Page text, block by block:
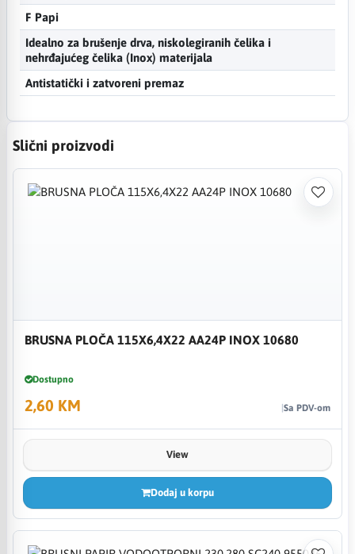
F Papi
Idealno za brušenje drva, niskolegiranih čelika i
nehrđajućeg čelika (Inox) materijala
Antistatički i zatvoreni premaz
Slični proizvodi
BRUSNA PLOČA 115X6,4X22 AA24P INOX 10680
Dostupno
2,60 KM Sa PDV-om
View
Dodaj u korpu